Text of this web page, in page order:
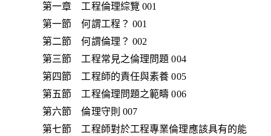
第一章 工程倫理綜覽 001
第一節 何謂工程？ 001
第二節 何謂倫理？ 002
第三節 工程常見之倫理問題 004
第四節 工程師的責任與素養 005
第五節 工程倫理問題之範疇 006
第六節 倫理守則 007
第七節 工程師對於工程專業倫理應該具有的能